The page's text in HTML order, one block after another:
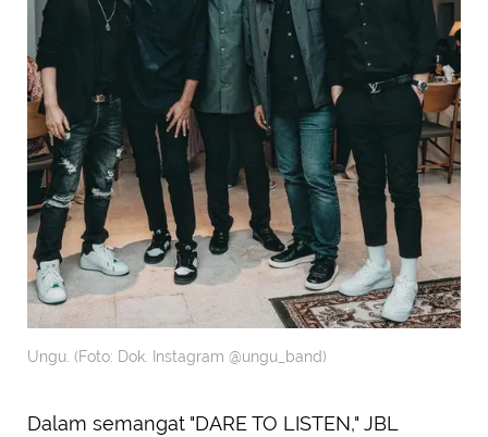
Ungu. (Foto: Dok. Instagram @ungu_band)
Dalam semangat "DARE TO LISTEN," JBL